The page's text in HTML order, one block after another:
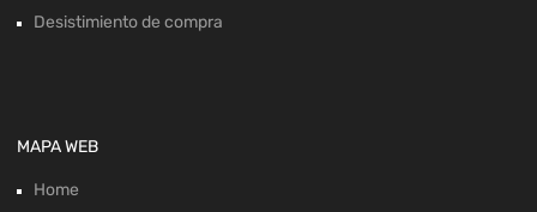
Desistimiento de compra
MAPA WEB
Home